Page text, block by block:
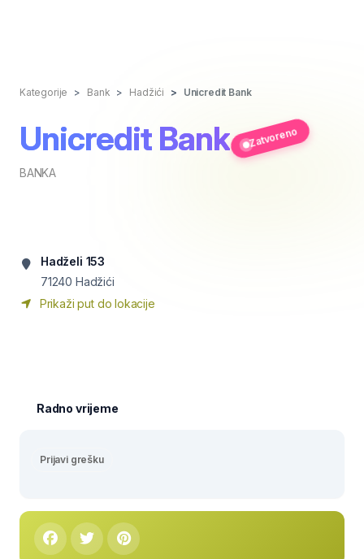
Kategorije Bank Hadžići Unicredit Bank
Unicredit Bank
BANKA
Zatvoreno
Hadželi 153
71240 Hadžići
Prikaži put do lokacije
Radno vrijeme
Prijavi grešku